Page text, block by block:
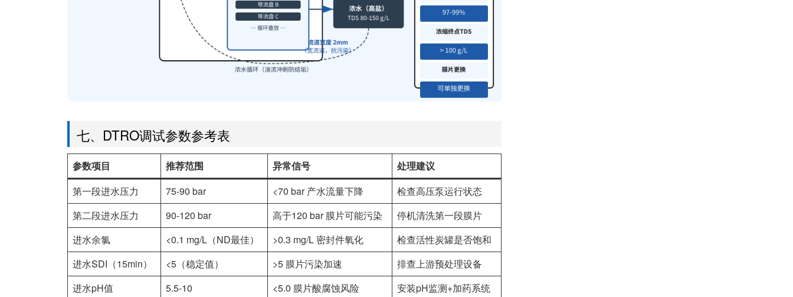
七、DTRO调试参数参考表
参数项目 推荐范围 异常信号
处理建议
第一段进水压力
75-90 bar <70 bar 产水流量下降
检查高压泵运行状态
第二段进水压力
90-120 bar 高于120 bar 膜片可能污染
停机清洗第一段膜片
进水余氯
<0.1 mg/L（ND最佳） >0.3 mg/L 密封件氧化
检查活性炭罐是否饱和
进水SDI（15min）
<5（稳定值） >5 膜片污染加速
排查上游预处理设备
进水pH值
5.5-10 <5.0 膜片酸腐蚀风险
安装pH监测+加药系统